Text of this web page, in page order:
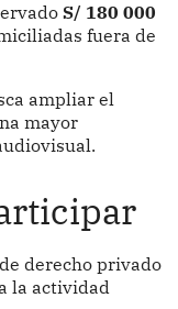
S/ 180 000
fuera de
ampliar el
mayor
derecho privado
la actividad